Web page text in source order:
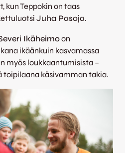
kun Teppokin on taas
Juha Pasoja.
Ikäheimoon
ikäänkuin kasvamassa
myös loukkaantumisista –
toipilaana käsivamman takia.